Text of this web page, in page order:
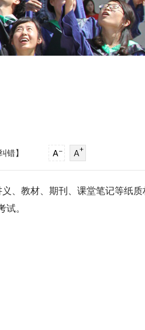
错】
、教材、期刊、课堂笔记等纸
。